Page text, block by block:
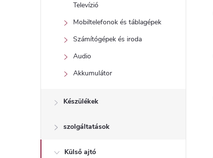
Televízió
Mobiltelefonok és táblagépek
Számítógépek és iroda
Audio
Akkumulátor
Készülékek
szolgáltatások
Külső ajtó